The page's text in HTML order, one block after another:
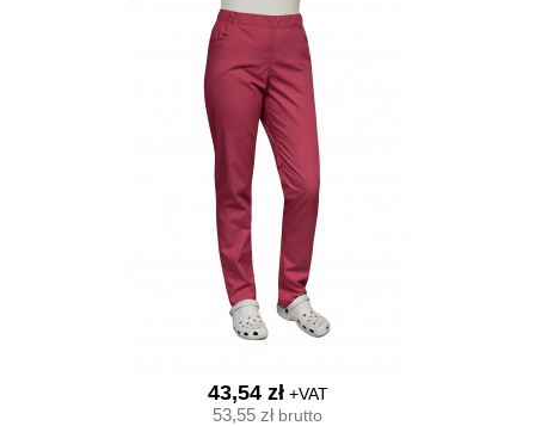
43,54 zł+VAT
53,55 złbrutto